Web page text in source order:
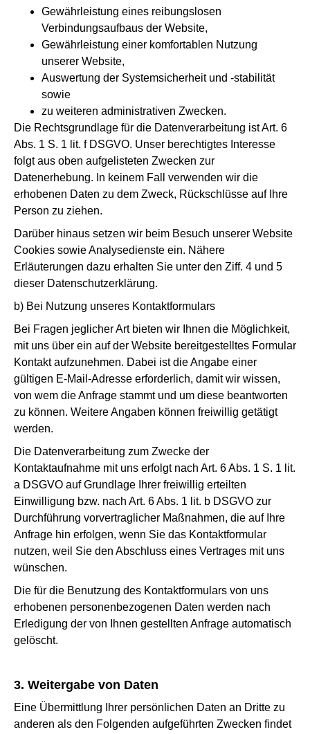
Gewährleistung eines reibungslosen
Verbindungsaufbaus der Website,
Gewährleistung einer komfortablen Nutzung
unserer Website,
Auswertung der Systemsicherheit und -stabilität
sowie
zu weiteren administrativen Zwecken.
Die Rechtsgrundlage für die Datenverarbeitung ist Art. 6
Abs. 1 S. 1 lit. f DSGVO. Unser berechtigtes Interesse
folgt aus oben aufgelisteten Zwecken zur
Datenerhebung. In keinem Fall verwenden wir die
erhobenen Daten zu dem Zweck, Rückschlüsse auf Ihre
Person zu ziehen.
Darüber hinaus setzen wir beim Besuch unserer Website
Cookies sowie Analysedienste ein. Nähere
Erläuterungen dazu erhalten Sie unter den Ziff. 4 und 5
dieser Datenschutzerklärung.
b) Bei Nutzung unseres Kontaktformulars
Bei Fragen jeglicher Art bieten wir Ihnen die Möglichkeit,
mit uns über ein auf der Website bereitgestelltes Formular
Kontakt aufzunehmen. Dabei ist die Angabe einer
gültigen E-Mail-Adresse erforderlich, damit wir wissen,
von wem die Anfrage stammt und um diese beantworten
zu können. Weitere Angaben können freiwillig getätigt
werden.
Die Datenverarbeitung zum Zwecke der
Kontaktaufnahme mit uns erfolgt nach Art. 6 Abs. 1 S. 1 lit.
a DSGVO auf Grundlage Ihrer freiwillig erteilten
Einwilligung bzw. nach Art. 6 Abs. 1 lit. b DSGVO zur
Durchführung vorvertraglicher Maßnahmen, die auf Ihre
Anfrage hin erfolgen, wenn Sie das Kontaktformular
nutzen, weil Sie den Abschluss eines Vertrages mit uns
wünschen.
Die für die Benutzung des Kontaktformulars von uns
erhobenen personenbezogenen Daten werden nach
Erledigung der von Ihnen gestellten Anfrage automatisch
gelöscht.
3. Weitergabe von Daten
Eine Übermittlung Ihrer persönlichen Daten an Dritte zu
anderen als den Folgenden aufgeführten Zwecken findet